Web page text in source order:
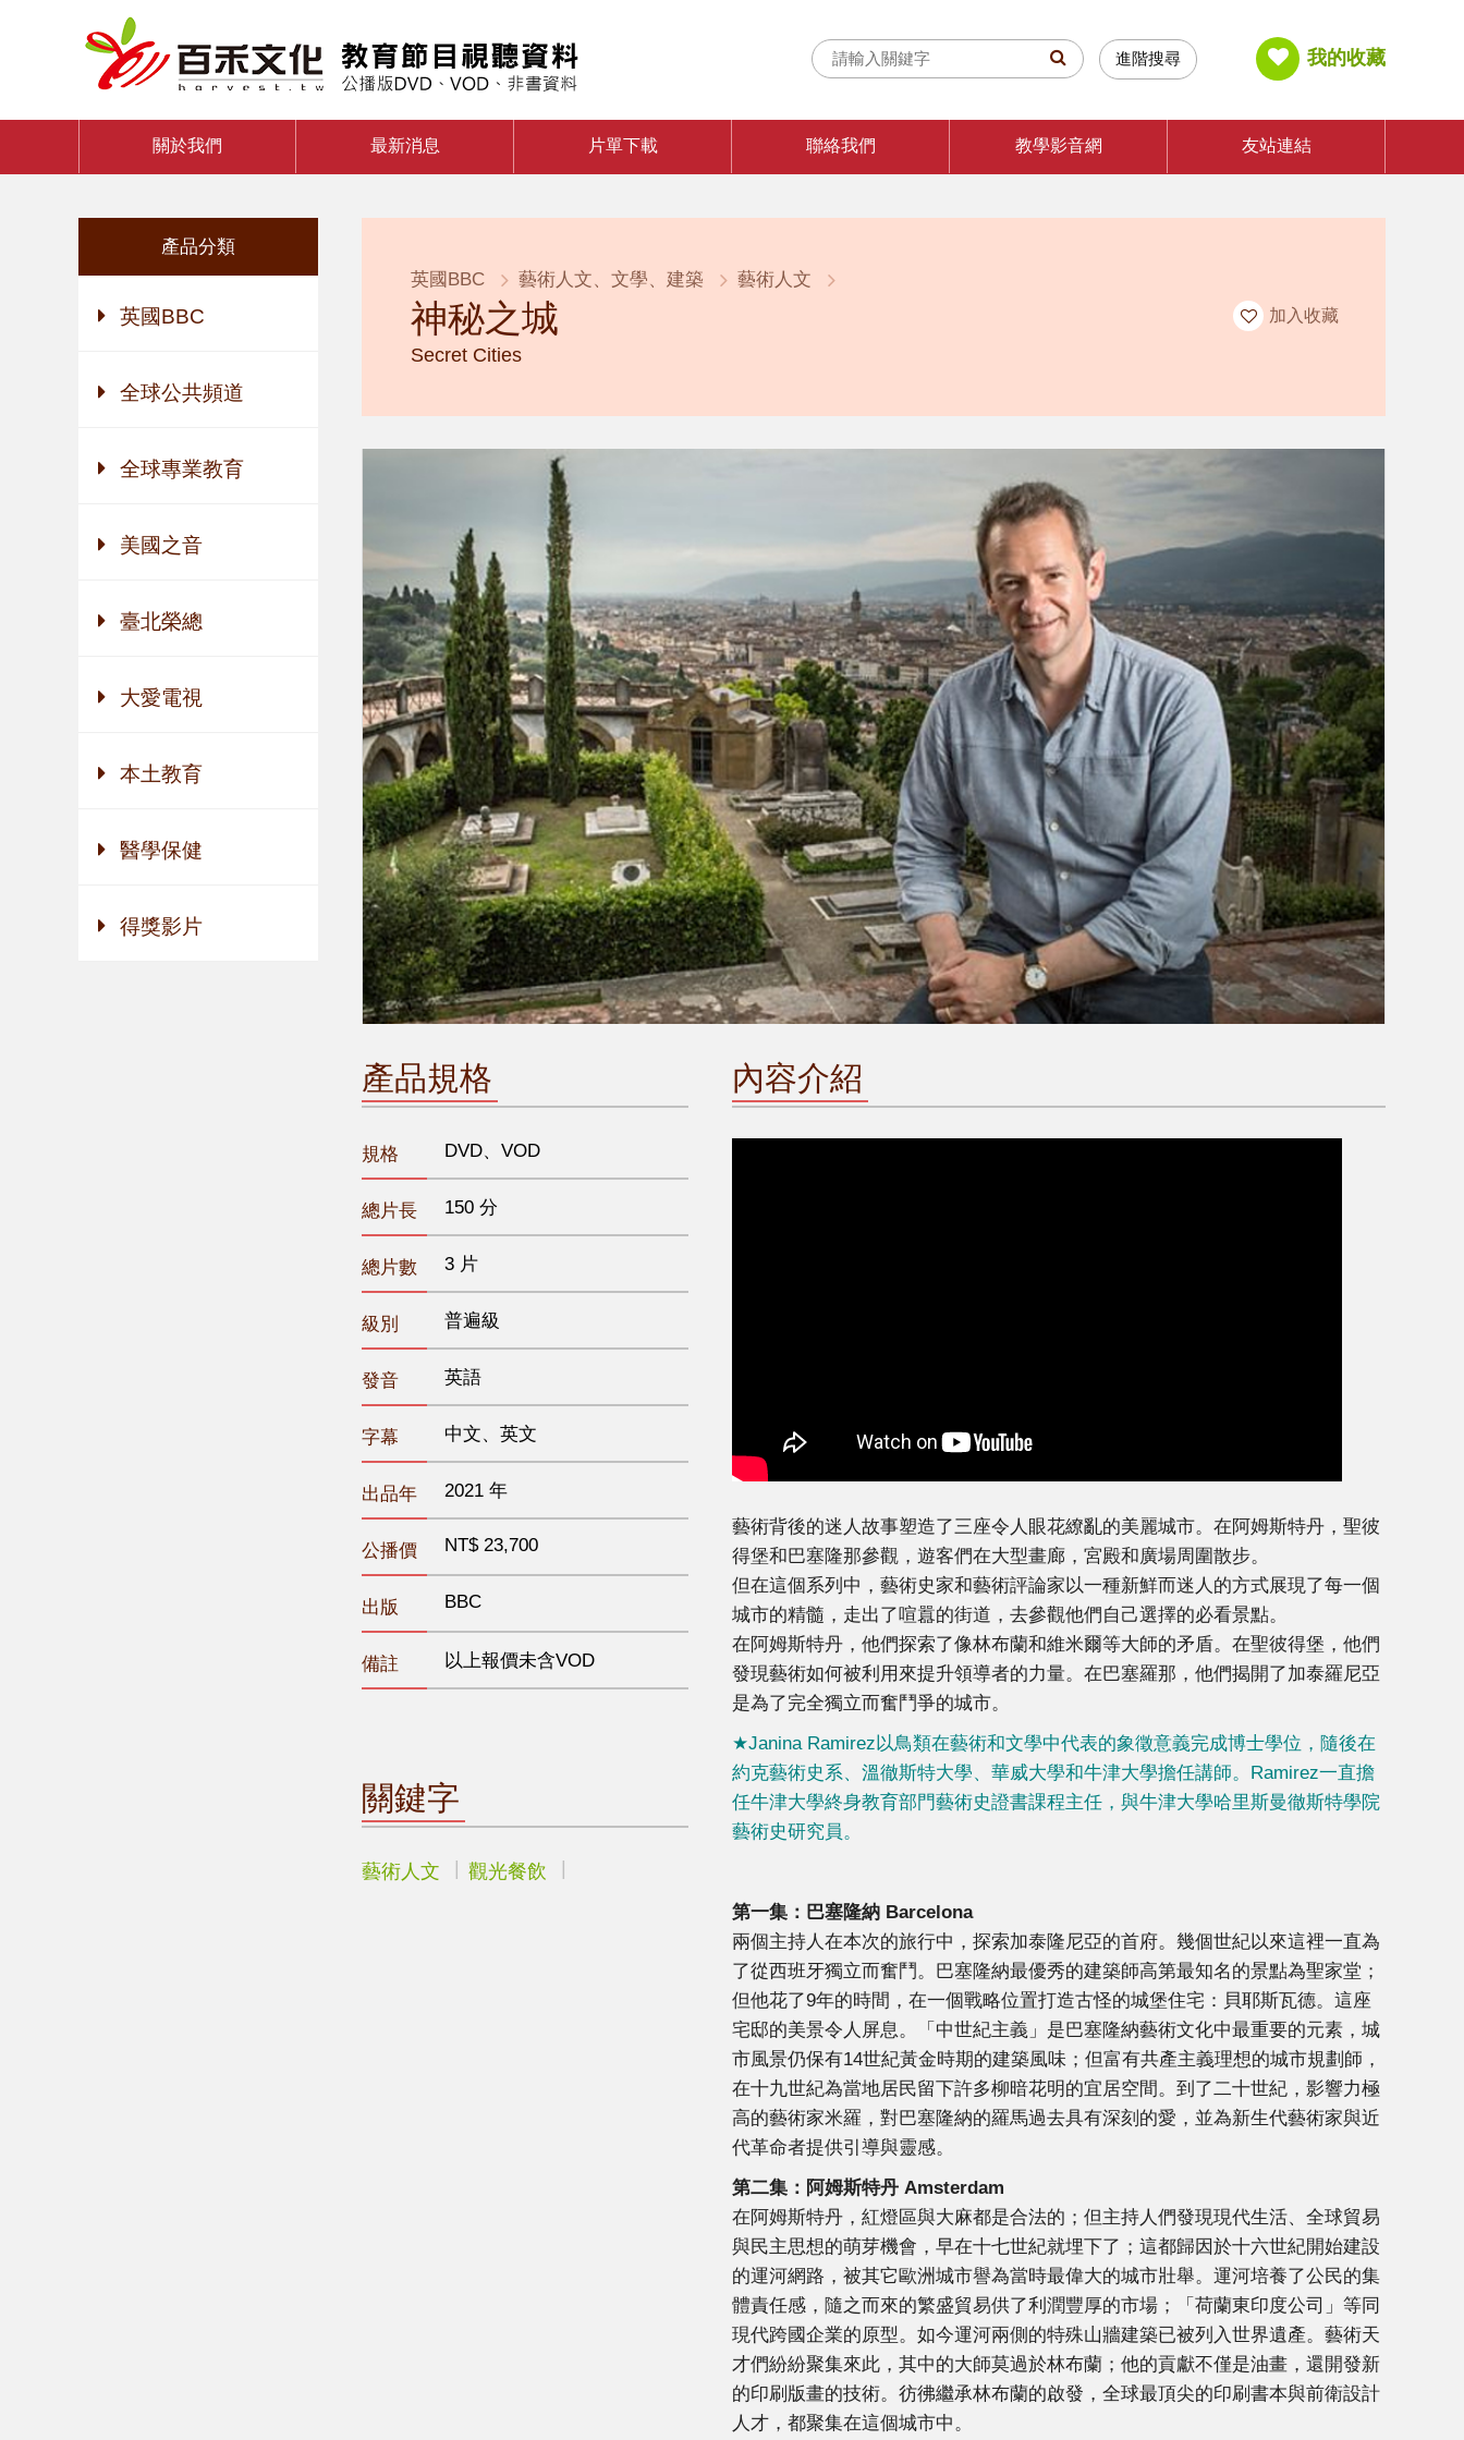
進階搜尋 我的收藏
關於我們 最新消息 片單下載 聯絡我們 教學影音網 友站連結
產品分類
英國BBC
全球公共頻道
全球專業教育
美國之音
臺北榮總
大愛電視
本土教育
醫學保健
得獎影片
英國BBC 藝術人文、文學、建築 藝術人文
神秘之城
Secret Cities
加入收藏
產品規格
規格 DVD、VOD
總片長 150 分
總片數 3 片
級別 普遍級
發音 英語
字幕 中文、英文
出品年 2021 年
公播價 NT$ 23,700
出版 BBC
備註 以上報價未含VOD
關鍵字
藝術人文 觀光餐飲
內容介紹
藝術背後的迷人故事塑造了三座令人眼花繚亂的美麗城市。在阿姆斯特丹，聖彼
得堡和巴塞隆那參觀，遊客們在大型畫廊，宮殿和廣場周圍散步。
但在這個系列中，藝術史家和藝術評論家以一種新鮮而迷人的方式展現了每一個
城市的精髓，走出了喧囂的街道，去參觀他們自己選擇的必看景點。
在阿姆斯特丹，他們探索了像林布蘭和維米爾等大師的矛盾。在聖彼得堡，他們
發現藝術如何被利用來提升領導者的力量。在巴塞羅那，他們揭開了加泰羅尼亞
是為了完全獨立而奮鬥爭的城市。
★Janina Ramirez以鳥類在藝術和文學中代表的象徵意義完成博士學位，隨後在
約克藝術史系、溫徹斯特大學、華威大學和牛津大學擔任講師。Ramirez一直擔
任牛津大學終身教育部門藝術史證書課程主任，與牛津大學哈里斯曼徹斯特學院
藝術史研究員。
第一集： 巴塞隆納 Barcelona
兩個主持人在本次的旅行中，探索加泰隆尼亞的首府。幾個世紀以來這裡一直為
了從西班牙獨立而奮鬥。巴塞隆納最優秀的建築師高第最知名的景點為聖家堂；
但他花了9年的時間，在一個戰略位置打造古怪的城堡住宅：貝耶斯瓦德。這座
宅邸的美景令人屏息。「中世紀主義」是巴塞隆納藝術文化中最重要的元素，城
市風景仍保有14世紀黃金時期的建築風味；但富有共產主義理想的城市規劃師，
在十九世紀為當地居民留下許多柳暗花明的宜居空間。到了二十世紀，影響力極
高的藝術家米羅，對巴塞隆納的羅馬過去具有深刻的愛，並為新生代藝術家與近
代革命者提供引導與靈感。
第二集： 阿姆斯特丹 Amsterdam
在阿姆斯特丹，紅燈區與大麻都是合法的；但主持人們發現現代生活、全球貿易
與民主思想的萌芽機會，早在十七世紀就埋下了；這都歸因於十六世紀開始建設
的運河網路，被其它歐洲城市譽為當時最偉大的城市壯舉。運河培養了公民的集
體責任感，隨之而來的繁盛貿易供了利潤豐厚的市場；「荷蘭東印度公司」等同
現代跨國企業的原型。如今運河兩側的特殊山牆建築已被列入世界遺產。藝術天
才們紛紛聚集來此，其中的大師莫過於林布蘭；他的貢獻不僅是油畫，還開發新
的印刷版畫的技術。彷彿繼承林布蘭的啟發，全球最頂尖的印刷書本與前衛設計
人才，都聚集在這個城市中。